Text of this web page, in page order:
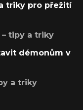
triky pro přežití
– tipy a triky
démonům v
a triky